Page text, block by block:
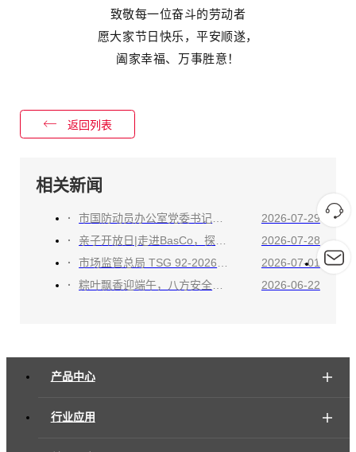
致敬每一位奋斗的劳动者
愿大家节日快乐，平安顺遂，
阖家幸福、万事胜意！
返回列表
相关新闻
市国防动员办公室党委书记、主任李强一行莅临江苏八方参观调研
2026-07-29
亲子开放日|走进BasCo，探索工业安全奥秘！
2026-07-28
市场监管总局 TSG 92-2026 新规今日正式实施，八方合规领跑，爆破片全面适配！
2026-07-01
粽叶飘香迎端午，八方安全暖人心
2026-06-22
产品中心
行业应用